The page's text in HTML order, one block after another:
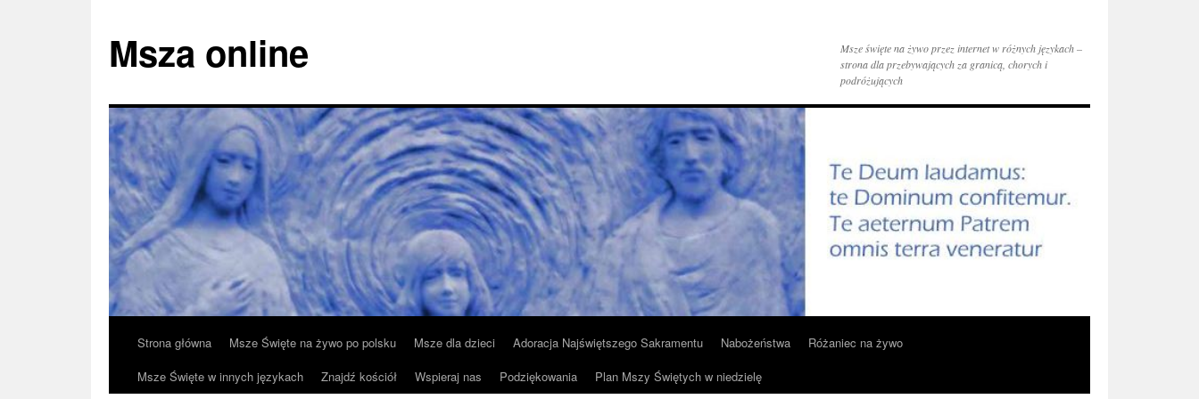
Msza online
Msze święte na żywo przez internet w różnych językach –
strona dla przebywających za granicą, chorych i
podróżujących
Strona główna Msze Święte na żywo po polsku Msze dla dzieci Adoracja Najświętszego Sakramentu Nabożeństwa
Różaniec na żywo
Msze Święte w innych językach
Znajdź kościół Wspieraj nas Podziękowania Plan Mszy Świętych w niedzielę